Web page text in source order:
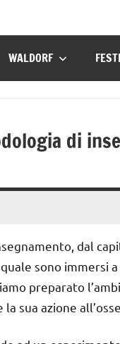
WALDORF
di
dal
sono immersi
preparato
sua azione